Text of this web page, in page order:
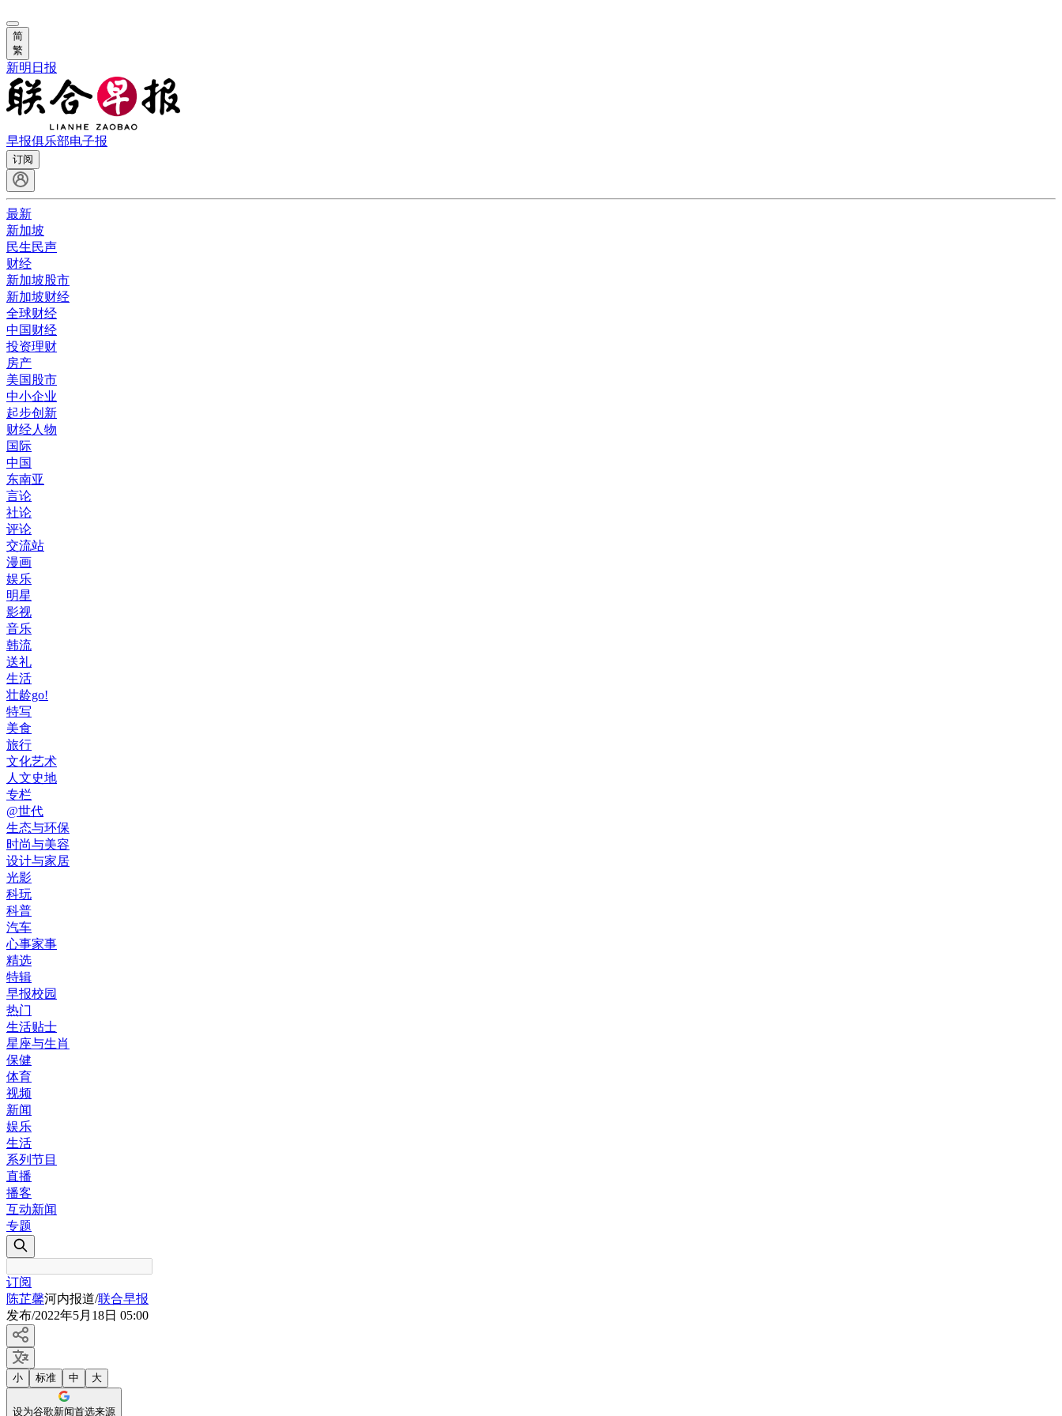
简
繁
新明日报
早报俱乐部电子报
订阅
最新
新加坡
民生民声
财经
新加坡股市
新加坡财经
全球财经
中国财经
投资理财
房产
美国股市
中小企业
起步创新
财经人物
国际
中国
东南亚
言论
社论
评论
交流站
漫画
娱乐
明星
影视
音乐
韩流
送礼
生活
壮龄go!
特写
美食
旅行
文化艺术
人文史地
专栏
@世代
生态与环保
时尚与美容
设计与家居
光影
科玩
科普
汽车
心事家事
精选
特辑
早报校园
热门
生活贴士
星座与生肖
保健
体育
视频
新闻
娱乐
生活
系列节目
直播
播客
互动新闻
专题
订阅
陈芷馨河内报道/联合早报
发布/2022年5月18日 05:00
小 标准 中 大
设为谷歌新闻首选来源